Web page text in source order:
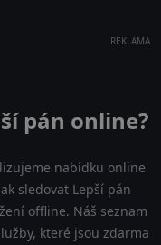
REKLAMA
pán online?
nabídku online
sledovat Lepší pán
offline. Náš seznam
které jsou zdarma